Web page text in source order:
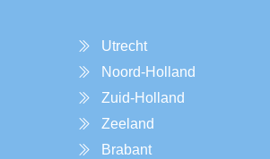
Utrecht
Noord-Holland
Zuid-Holland
Zeeland
Brabant